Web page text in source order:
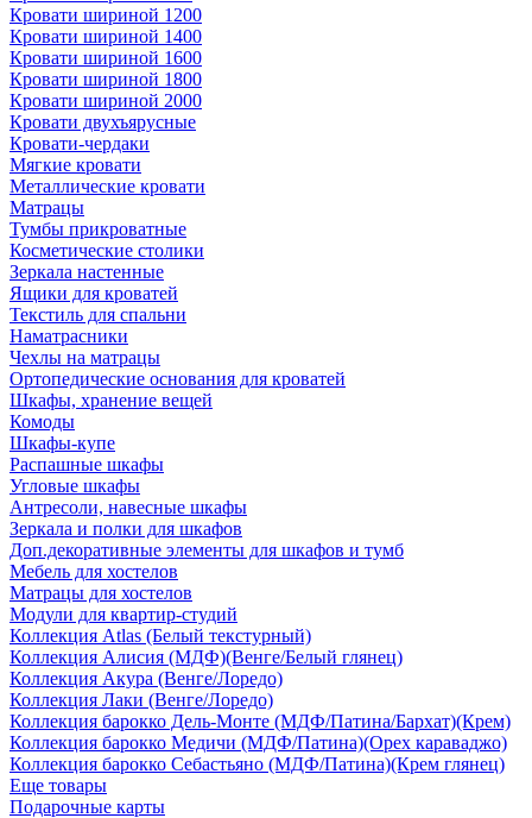
Кровати шириной 1200
Кровати шириной 1400
Кровати шириной 1600
Кровати шириной 1800
Кровати шириной 2000
Кровати двухъярусные
Кровати-чердаки
Мягкие кровати
Металлические кровати
Матрацы
Тумбы прикроватные
Косметические столики
Зеркала настенные
Ящики для кроватей
Текстиль для спальни
Наматрасники
Чехлы на матрацы
Ортопедические основания для кроватей
Шкафы, хранение вещей
Комоды
Шкафы-купе
Распашные шкафы
Угловые шкафы
Антресоли, навесные шкафы
Зеркала и полки для шкафов
Доп.декоративные элементы для шкафов и тумб
Мебель для хостелов
Матрацы для хостелов
Модули для квартир-студий
Коллекция Atlas (Белый текстурный)
Коллекция Алисия (МДФ)(Венге/Белый глянец)
Коллекция Акура (Венге/Лоредо)
Коллекция Лаки (Венге/Лоредо)
Коллекция барокко Дель-Монте (МДФ/Патина/Бархат)(Крем)
Коллекция барокко Медичи (МДФ/Патина)(Орех караваджо)
Коллекция барокко Себастьяно (МДФ/Патина)(Крем глянец)
Еще товары
Подарочные карты